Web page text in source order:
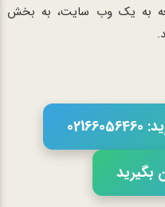
به یک وب سایت، به بخش
بگیرید